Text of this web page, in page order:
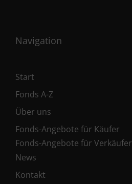
Navigation
Start
Fonds A-Z
Über uns
Fonds-Angebote für Käufer
Fonds-Angebote für Verkäufer
News
Kontakt